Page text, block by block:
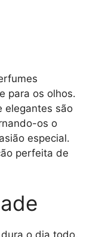
para os olhos.
elegantes são
os o
especial.
perfeita de